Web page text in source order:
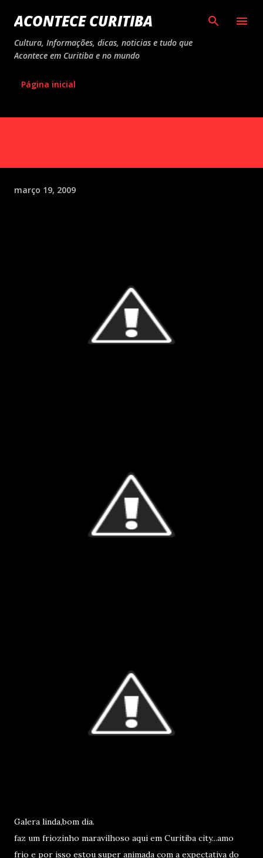
Pular para o conteúdo principal
ACONTECE CURITIBA
Cultura, Informações, dicas, noticias e tudo que
Acontece em Curitiba e no mundo
Página inicial
março 19, 2009
Galera linda,bom dia.
faz um friozinho maravilhoso aqui em Curitiba city...amo
frio e por isso estou super animada com a expectativa do